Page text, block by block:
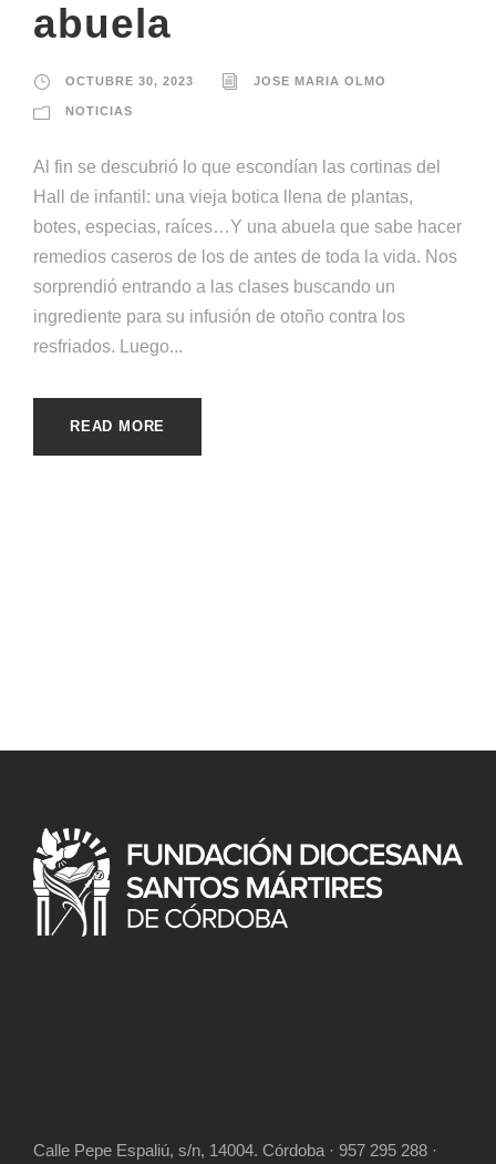
abuela
OCTUBRE 30, 2023 JOSE MARIA OLMO
NOTICIAS
Al fin se descubrió lo que escondían las cortinas del
Hall de infantil: una vieja botica llena de plantas,
botes, especias, raíces…Y una abuela que sabe hacer
remedios caseros de los de antes de toda la vida. Nos
sorprendió entrando a las clases buscando un
ingrediente para su infusión de otoño contra los
resfriados. Luego...
READ MORE
Calle Pepe Espaliú, s/n, 14004. Córdoba · 957 295 288 ·